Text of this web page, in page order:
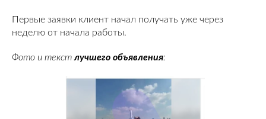
Первые заявки клиент начал получать уже через
неделю от начала работы.
Фото и текст лучшего объявления: